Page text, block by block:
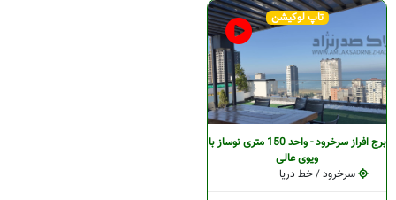
تاپ لوکیشن
برج افراز سرخرود - واحد 150 متری نوساز با
ویوی عالی
سرخرود / خط دریا